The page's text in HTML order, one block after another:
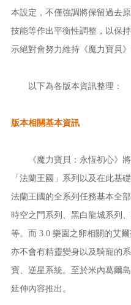
本設定，不僅強調將保留過去
技能等作出平衡性調整，以保
示絕對會努力維持《魔力寶貝
以下為各版本資訊整理：
版本相關基本資訊
《魔力寶貝：永恆初心》將
「法蘭王國」系列以及在此基
法蘭王國的全系列任務基本全
時空之門系列、黑白龍城系列
等。而 3.0 樂園之卵相關的艾
亦不會有精靈變身以及騎寵的
寶、逆星系統。至於米內葛爾
延伸內容推出。